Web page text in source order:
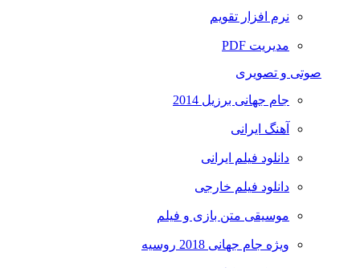
نرم افزار تقویم
مدیریت PDF
صوتی و تصویری
جام جهانی برزیل 2014
آهنگ ایرانی
دانلود فیلم ایرانی
دانلود فیلم خارجی
موسیقی متن بازی و فیلم
ویژه جام جهانی 2018 روسیه